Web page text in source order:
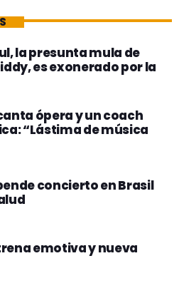
la presunta mula de
es exonerado por la
ópera y un coach
“Lástima de música
concierto en Brasil
emotiva y nueva